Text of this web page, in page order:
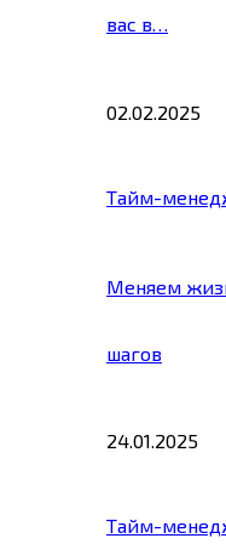
вас в…
02.02.2025
Тайм-
Меняем
шагов
24.01.2025
Тайм-